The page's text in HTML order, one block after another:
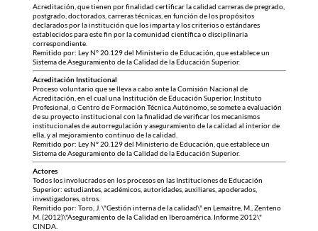
Acreditación, que tienen por finalidad certificar la calidad carreras de pregrado,
postgrado, doctorados, carreras técnicas, en función de los propósitos
declarados por la institución que los imparta y los criterios o estándares
establecidos para este fin por la comunidad científica o disciplinaria
correspondiente.
Remitido por: Ley N° 20.129 del Ministerio de Educación, que establece un
Sistema de Aseguramiento de la Calidad de la Educación Superior.
Acreditación Institucional
Proceso voluntario que se lleva a cabo ante la Comisión Nacional de
Acreditación, en el cual una Institución de Educación Superior, Instituto
Profesional, o Centro de Formación Técnica Autónomo, se somete a evaluación
de su proyecto institucional con la finalidad de verificar los mecanismos
institucionales de autorregulación y aseguramiento de la calidad al interior de
ella, y al mejoramiento continuo de la calidad.
Remitido por: Ley N° 20.129 del Ministerio de Educación, que establece un
Sistema de Aseguramiento de la Calidad de la Educación Superior.
Actores
Todos los involucrados en los procesos en las Instituciones de Educación
Superior: estudiantes, académicos, autoridades, auxiliares, apoderados,
investigadores, otros.
Remitido por: Toro, J. \"Gestión interna de la calidad\" en Lemaitre, M., Zenteno
M. (2012)\"Aseguramiento de la Calidad en Iberoamérica. Informe 2012\"
CINDA.